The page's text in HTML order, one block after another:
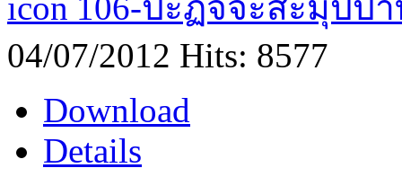
106-ปะฏิจจะสะมุปป
04/07/2012 Hits: 8577
Download
Details